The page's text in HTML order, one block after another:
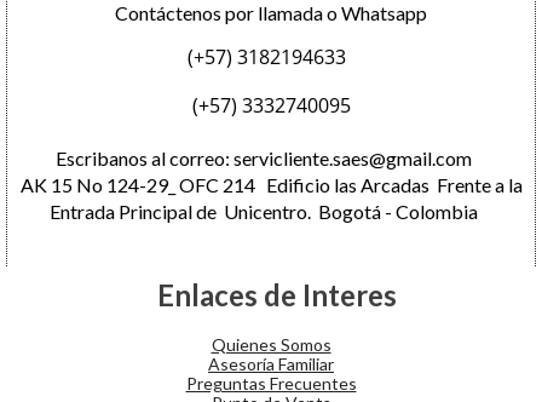
Contáctenos por llamada o Whatsapp
(+57) 3182194633
(+57) 3332740095
Escribanos al correo: servicliente.saes@gmail.com
AK 15 No 124-29_ OFC 214 Edificio las Arcadas Frente a la
Entrada Principal de Unicentro. Bogotá - Colombia
Enlaces de Interes
Quienes Somos
Asesoría Familiar
Preguntas Frecuentes